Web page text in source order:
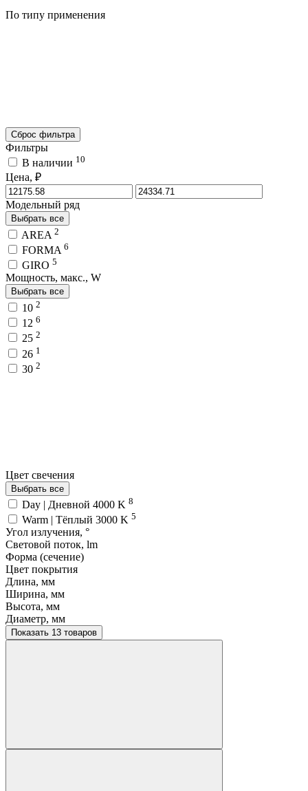
По типу применения
Сброс фильтра
Фильтры
В наличии 10
Цена, ₽
Модельный ряд
Выбрать все
AREA 2
FORMA 6
GIRO 5
Мощность, макс., W
Выбрать все
10 2
12 6
25 2
26 1
30 2
Цвет свечения
Выбрать все
Day | Дневной 4000 K 8
Warm | Тёплый 3000 K 5
Угол излучения, °
Световой поток, lm
Форма (сечение)
Цвет покрытия
Длина, мм
Ширина, мм
Высота, мм
Диаметр, мм
Показать 13 товаров